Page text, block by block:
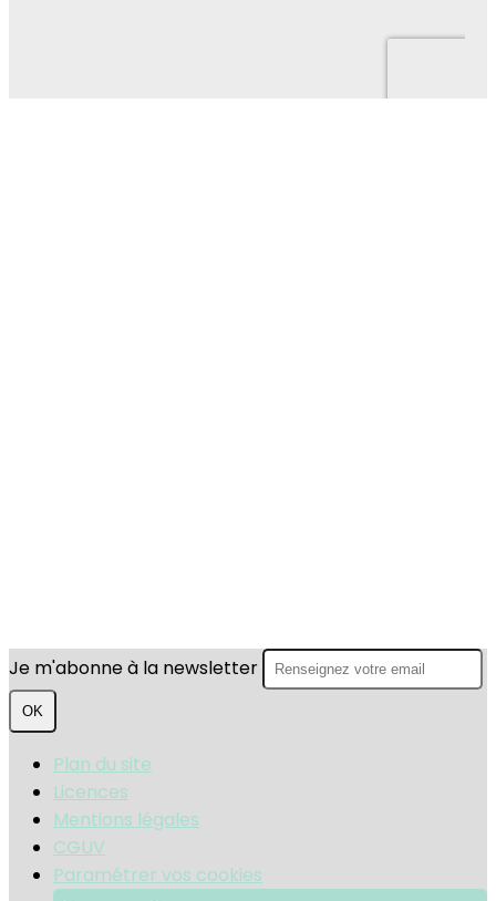
Je m'abonne à la newsletter
OK
Plan du site
Licences
Mentions légales
CGUV
Paramétrer vos cookies